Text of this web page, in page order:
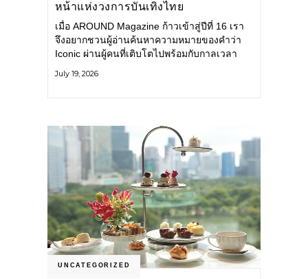
หน้าแห่งวงการบันเทิงไทย
เมื่อ AROUND Magazine ก้าวเข้าสู่ปีที่ 16 เรา
จึงอยากชวนผู้อ่านค้นหาความหมายของคำว่า
Iconic ผ่านผู้คนที่เติบโตไปพร้อมกับกาลเวลา
คือ มาริโอ้ เมาเร่อ
July 19, 2026
UNCATEGORIZED